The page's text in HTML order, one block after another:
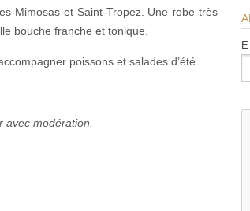
Mimosas et Saint-Tropez. Une robe très
bouche franche et tonique.
poissons et salades d’été…
avec modération.